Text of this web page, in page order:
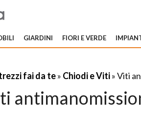
GIARDINI FIORI E VERDE
fai da te» Chiodi e Viti» Viti